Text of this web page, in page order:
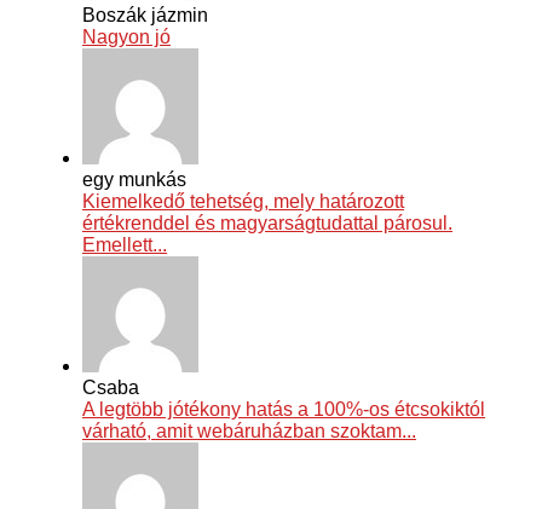
Boszák jázmin
Nagyon jó
egy munkás
Kiemelkedő tehetség, mely határozott
értékrenddel és magyarságtudattal párosul.
Emellett...
Csaba
A legtöbb jótékony hatás a 100%-os étcsokiktól
várható, amit webáruházban szoktam...